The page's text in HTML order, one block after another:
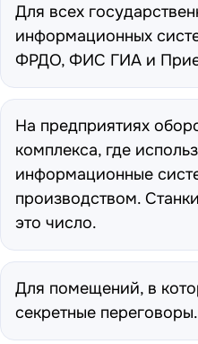
Для всех
информационных
ФРДО, ФИС ГИА и
На предприятиях
комплекса, где
информационные
производством.
это число.
Для помещений, в
секретные переговоры.